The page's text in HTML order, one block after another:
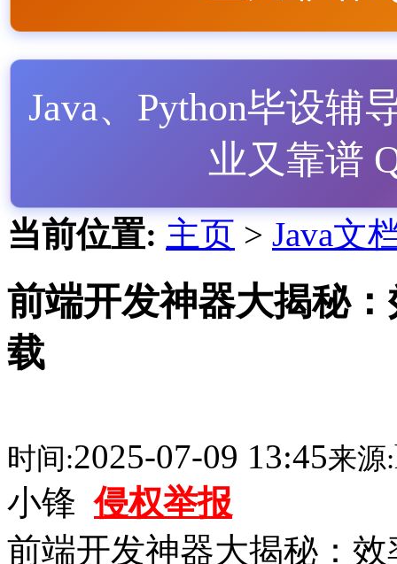
Java、Python毕设辅
业又靠谱
当前位置: 主页 > Java文
前端开发神器大揭秘
载
时间:2025-07-09 13:45来源:
小锋侵权举报
前端开发神器大揭秘：